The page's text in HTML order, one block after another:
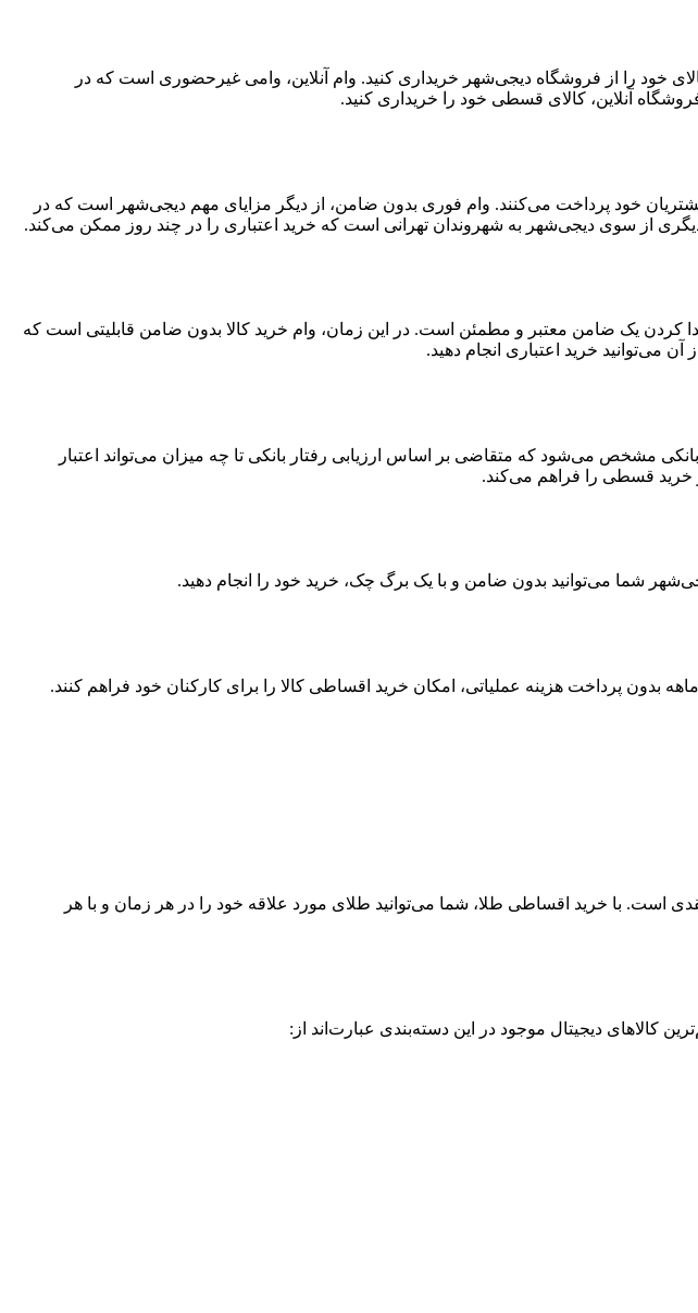
خود را از فروشگاه دیجی‌شهر خریداری کنید. وام آنلاین، وامی غیرحضوری است که در
آنلاین، کالای قسطی خود را خریداری کنید.
خود پرداخت می‌کنند. وام فوری بدون ضامن، از دیگر مزایای مهم دیجی‌شهر است که در
از سوی دیجی‌شهر به شهروندان تهرانی است که خرید اعتباری را در چند روز ممکن می‌کند.
کردن یک ضامن معتبر و مطمئن است. در این زمان، وام خرید کالا بدون ضامن قابلیتی است که
می‌توانید خرید اعتباری انجام دهید.
مشخص می‌شود که متقاضی بر اساس ارزیابی رفتار بانکی تا چه میزان می‌تواند اعتبار
خرید قسطی را فراهم می‌کند.
شما می‌توانید بدون ضامن و با یک برگ چک، خرید خود را انجام دهید.
ماهه بدون پرداخت هزینه عملیاتی، امکان خرید اقساطی کالا را برای کارکنان خود فراهم کنند.
است. با خرید اقساطی طلا، شما می‌توانید طلای مورد علاقه خود را در هر زمان و با هر
کالاهای دیجیتال موجود در این دسته‌بندی عبارت‌اند از: